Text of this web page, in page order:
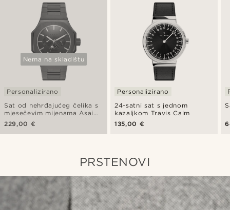
Nema na skladištu
Sat od nehrđajućeg čelika s
mjesečevim mijenama Asai
Mace
Personalizirano
229,00 €
24-satni sat s jednom
kazaljkom Travis Calm
Personalizirano
135,00 €
PRSTENOVI